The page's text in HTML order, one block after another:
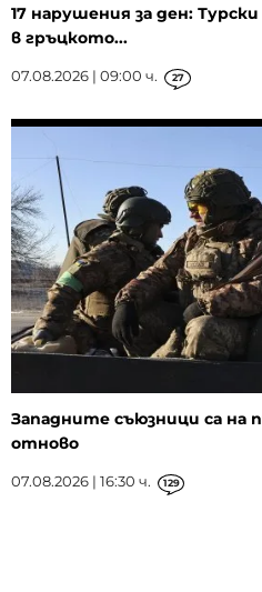
17 нарушения за ден: Турски
в гръцкото...
07.08.2026 | 09:00 ч. 27
Западните съюзници са на
отново
07.08.2026 | 16:30 ч. 129